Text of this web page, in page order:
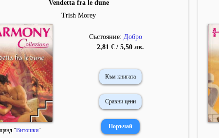
Vendetta fra le dune
Trish Morey
"Витошки"
Състояние: Добро
2,81 € / 5,50 лв.
Към книгата
Сравни цени